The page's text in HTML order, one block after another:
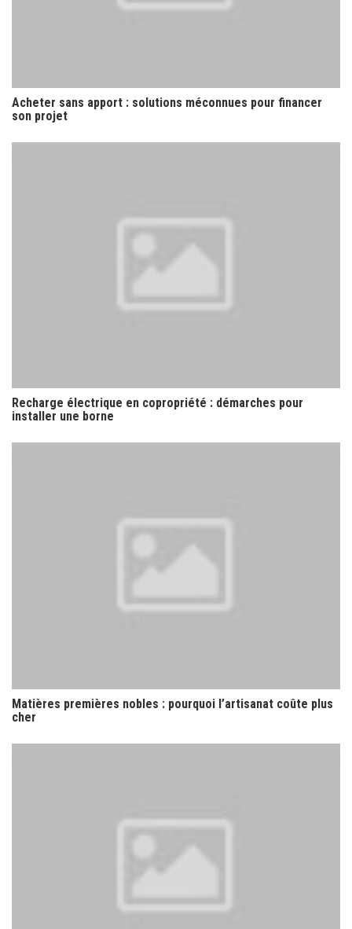
Acheter sans apport : solutions méconnues pour financer
son projet
Recharge électrique en copropriété : démarches pour
installer une borne
Matières premières nobles : pourquoi l’artisanat coûte plus
cher